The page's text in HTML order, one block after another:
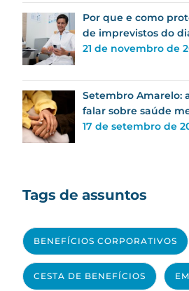
Por que e como
de imprevistos do
21 de novembro de
Setembro Amarelo:
falar sobre saúde
17 de setembro de
Tags de assuntos
BENEFÍCIOS CORPORATIVOS
CESTA DE BENEFÍCIOS